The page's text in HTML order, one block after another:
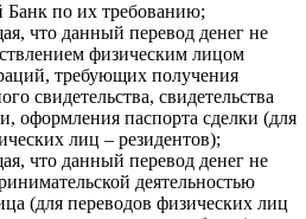
по их требованию;
что данный перевод денег не
физическим лицом
требующих получения
свидетельства, свидетельства
оформления паспорта сделки (для
лиц – резидентов);
что данный перевод денег не
деятельностью
(для переводов физических лиц